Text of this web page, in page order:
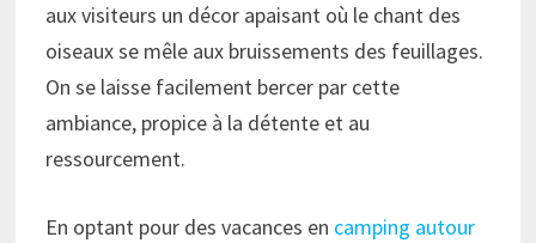
aux visiteurs un décor apaisant où le chant des
oiseaux se mêle aux bruissements des feuillages.
On se laisse facilement bercer par cette
ambiance, propice à la détente et au
ressourcement.
En optant pour des vacances en camping autour